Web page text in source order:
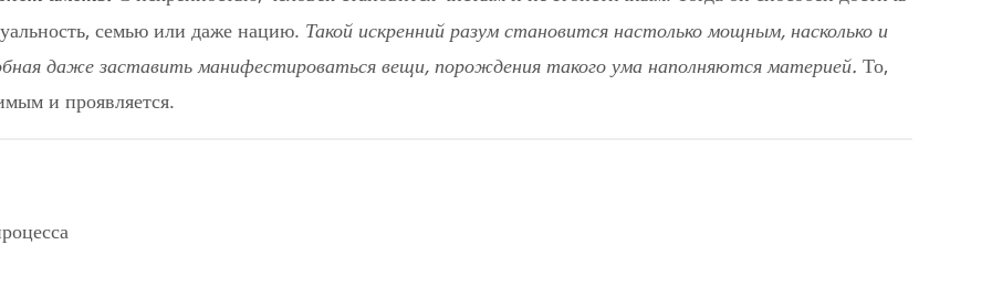
семью или даже нацию. Такой искренний разум становится настолько мощным, насколько и
даже заставить манифестироваться вещи, порождения такого ума наполняются материей. То,
и проявляется.